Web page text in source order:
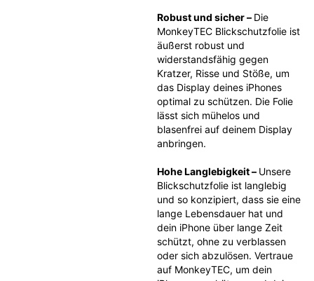
Robust und sicher – Die
MonkeyTEC Blickschutzfolie ist
äußerst robust und
widerstandsfähig gegen
Kratzer, Risse und Stöße, um
das Display deines iPhones
optimal zu schützen. Die Folie
lässt sich mühelos und
blasenfrei auf deinem Display
anbringen.
Hohe Langlebigkeit – Unsere
Blickschutzfolie ist langlebig
und so konzipiert, dass sie eine
lange Lebensdauer hat und
dein iPhone über lange Zeit
schützt, ohne zu verblassen
oder sich abzulösen. Vertraue
auf MonkeyTEC, um dein